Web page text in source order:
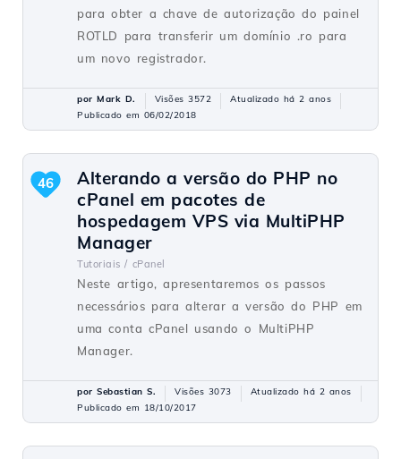
para obter a chave de autorização do painel
ROTLD para transferir um domínio .ro para
um novo registrador.
por Mark D. Visões 3572
Atualizado há 2 anos
Publicado em 06/02/2018
Alterando a versão do PHP no
cPanel em pacotes de
hospedagem VPS via MultiPHP
Manager
Tutoriais / cPanel
Neste artigo, apresentaremos os passos
necessários para alterar a versão do PHP em
uma conta cPanel usando o MultiPHP
Manager.
46
por Sebastian S. Visões 3073
Atualizado há 2 anos
Publicado em 18/10/2017